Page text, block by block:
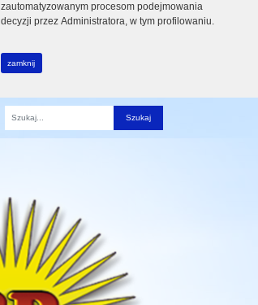
zautomatyzowanym procesom podejmowania
decyzji przez Administratora, w tym profilowaniu.
zamknij
Fraza